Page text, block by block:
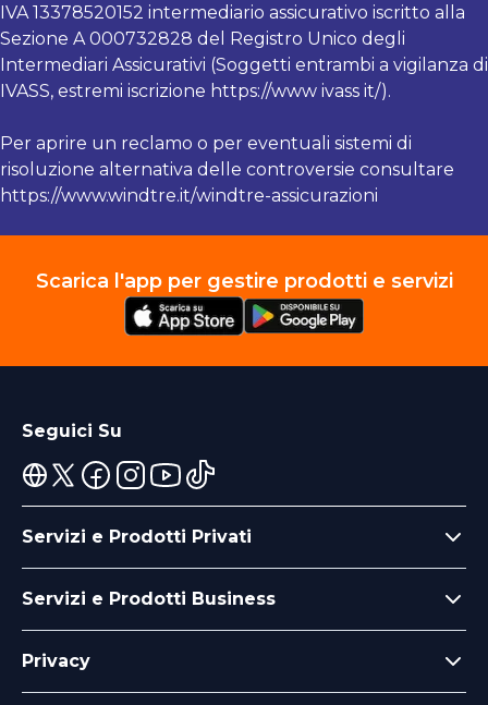
IVA 13378520152 intermediario assicurativo iscritto alla
Sezione A 000732828 del Registro Unico degli
Intermediari Assicurativi (Soggetti entrambi a vigilanza di
IVASS, estremi iscrizione https://www ivass it/).
Per aprire un reclamo o per eventuali sistemi di
risoluzione alternativa delle controversie consultare
https://www.windtre.it/windtre-assicurazioni
Scarica l'app per gestire prodotti e servizi
Seguici Su
Servizi e Prodotti Privati
Servizi e Prodotti Business
Privacy